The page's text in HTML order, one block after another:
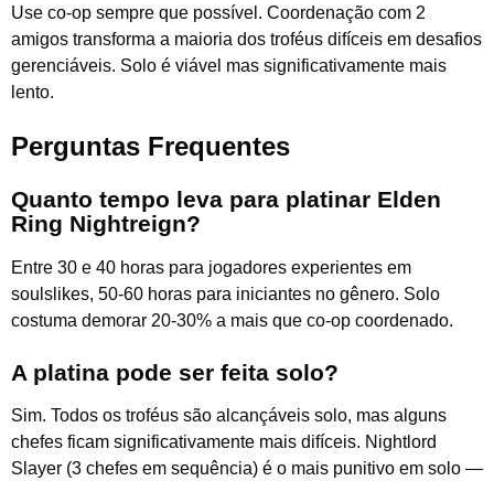
Use co-op sempre que possível. Coordenação com 2
amigos transforma a maioria dos troféus difíceis em desafios
gerenciáveis. Solo é viável mas significativamente mais
lento.
Perguntas Frequentes
Quanto tempo leva para platinar Elden
Ring Nightreign?
Entre 30 e 40 horas para jogadores experientes em
soulslikes, 50-60 horas para iniciantes no gênero. Solo
costuma demorar 20-30% a mais que co-op coordenado.
A platina pode ser feita solo?
Sim. Todos os troféus são alcançáveis solo, mas alguns
chefes ficam significativamente mais difíceis. Nightlord
Slayer (3 chefes em sequência) é o mais punitivo em solo —